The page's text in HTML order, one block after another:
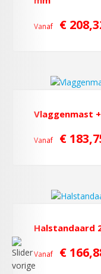
Vanaf €
Vlaggenmast
Vanaf €
Halstandaard
Vanaf €